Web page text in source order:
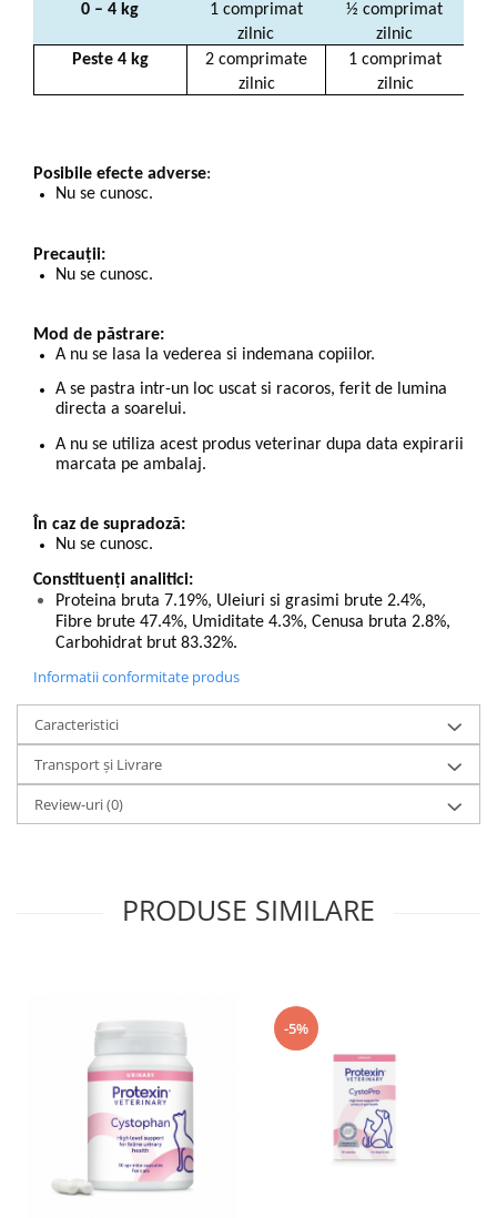
0 – 4 kg
1 comprimat
zilnic
½ comprimat
zilnic
Peste 4 kg
2 comprimate
zilnic
1 comprimat
zilnic
Posibile efecte adverse:
Nu se cunosc.
Precauții:
Nu se cunosc.
Mod de păstrare:
A nu se lasa la vederea si indemana copiilor.
A se pastra intr-un loc uscat si racoros, ferit de lumina
directa a soarelui.
A nu se utiliza acest produs veterinar dupa data expirarii
marcata pe ambalaj.
În caz de supradoză:
Nu se cunosc.
Constituenți analitici:
Proteina bruta 7.19%, Uleiuri si grasimi brute 2.4%,
Fibre brute 47.4%, Umiditate 4.3%, Cenusa bruta 2.8%,
Carbohidrat brut 83.32%.
Informatii conformitate produs
Caracteristici
Transport și Livrare
Review-uri(0)
PRODUSE SIMILARE
-5%